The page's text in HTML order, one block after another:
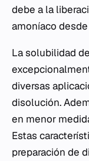
debe a la
amoníaco
La solubilidad
diversas
disolución.
en menor
Estas
preparación de